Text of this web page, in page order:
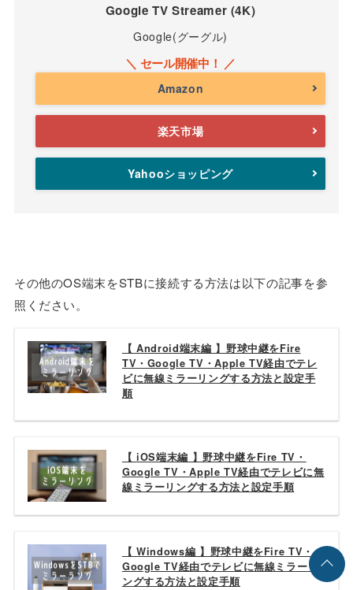
Google TV Streamer (4K)
Google(グーグル)
Amazon
楽天市場
Yahooショッピング
その他のOS端末をSTBに接続する方法は以下の記事を参
照ください。
【 Android端末編 】野球中継をFire
TV・Google TV・Apple TV経由でテレ
ビに無線ミラーリングする方法と設定手
順
【 iOS端末編 】野球中継をFire TV・
Google TV・Apple TV経由でテレビに無
線ミラーリングする方法と設定手順
【 Windows編 】野球中継をFire TV・
Google TV経由でテレビに無線ミラーリ
ングする方法と設定手順